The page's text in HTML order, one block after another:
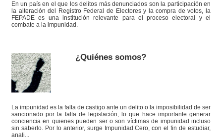
En un país en el que los delitos más denunciados son la participación en
la alteración del Registro Federal de Electores y la compra de votos, la
FEPADE es una institución relevante para el proceso electoral y el
combate a la impunidad.
¿Quiénes somos?
La impunidad es la falta de castigo ante un delito o la imposibilidad de ser
sancionado por la falta de legislación, lo que hace importante generar
conciencia en quienes pueden ser o son víctimas de impunidad incluso
sin saberlo. Por lo anterior, surge Impunidad Cero, con el fin de estudiar,
anali...